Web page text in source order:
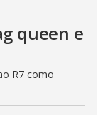
queen e
R7 como